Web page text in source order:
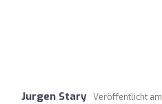
Jurgen Stary Veröffentlicht am